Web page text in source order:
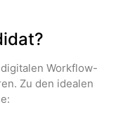
Workflow-
Zu den idealen